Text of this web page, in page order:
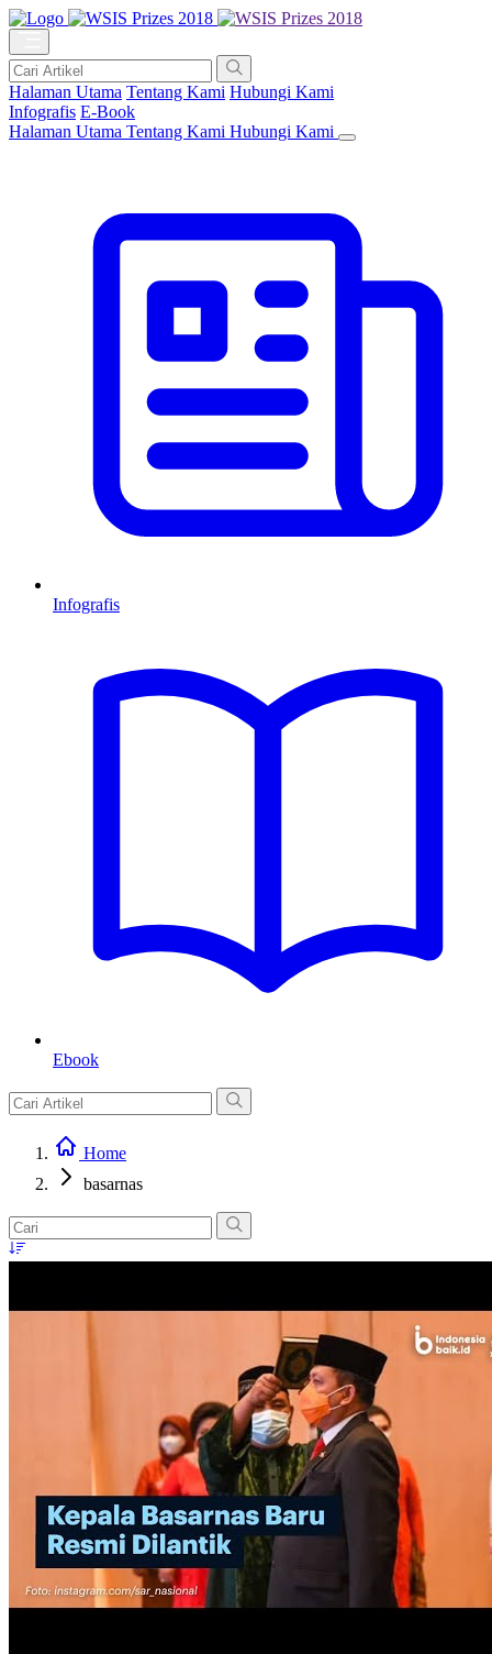
Halaman Utama Tentang Kami Hubungi Kami
Infografis E-Book
Halaman Utama Tentang Kami Hubungi Kami
Infografis
Ebook
Home
basarnas